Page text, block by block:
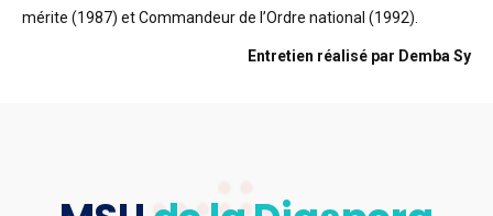
mérite (1987) et Commandeur de l’Ordre national (1992).
Entretien réalisé par Demba Sy